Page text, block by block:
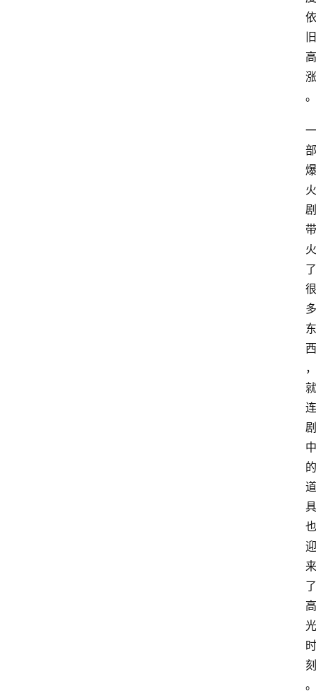
依
旧
高
涨
。
一
部
爆
火
剧
带
火
了
很
多
东
西
，
就
连
剧
中
的
道
具
也
迎
来
了
高
光
时
刻
。